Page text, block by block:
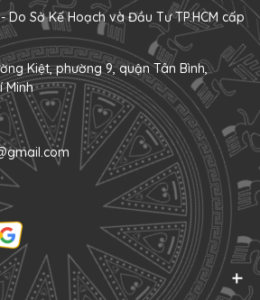
Do Sở Kế Hoạch và Đầu Tư TP.HCM cấp
Kiệt, phường 9, quận Tân Bình,
Minh